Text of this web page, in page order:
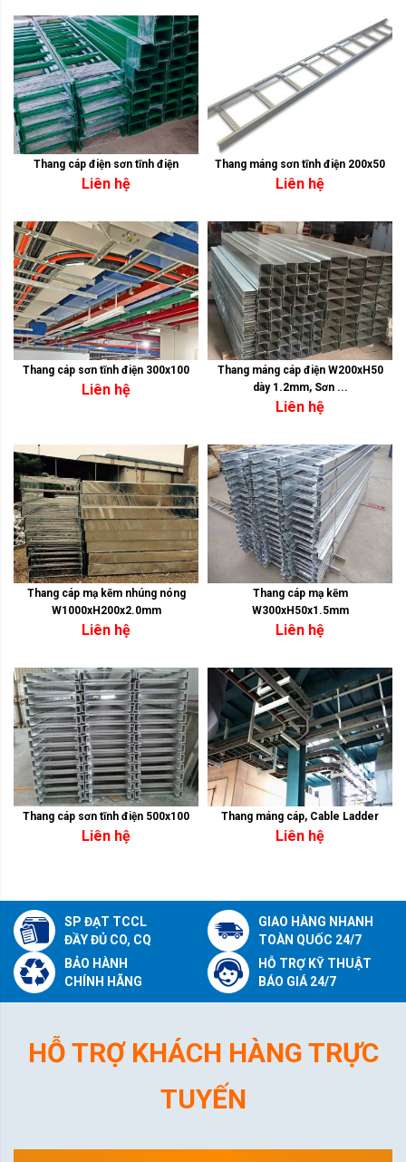
Thang cáp điện sơn tĩnh điện
Liên hệ
Thang máng sơn tĩnh điện 200x50
Liên hệ
Thang cáp sơn tĩnh điện 300x100
Liên hệ
Thang máng cáp điện W200xH50
dày 1.2mm, Sơn ...
Liên hệ
Thang cáp mạ kẽm nhúng nóng
W1000xH200x2.0mm
Liên hệ
Thang cáp mạ kẽm
W300xH50x1.5mm
Liên hệ
Thang cáp sơn tĩnh điện 500x100
Liên hệ
Thang máng cáp, Cable Ladder
Liên hệ
SP ĐẠT TCCL
ĐẦY ĐỦ CO, CQ
GIAO HÀNG NHANH
TOÀN QUỐC 24/7
BẢO HÀNH
CHÍNH HÃNG
HỖ TRỢ KỸ THUẬT
BÁO GIÁ 24/7
HỖ TRỢ KHÁCH HÀNG TRỰC
TUYẾN